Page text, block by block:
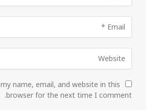
name, email, and website in this
browser for the next time I comment.